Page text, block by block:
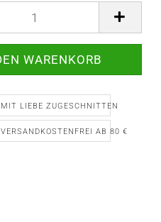
MIT LIEBE ZUGESCHNITTEN
VERSANDKOSTENFREI AB 80 €